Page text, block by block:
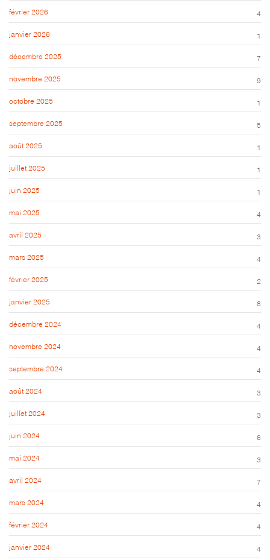
février 2026 4
janvier 2026 1
décembre 2025 7
novembre 2025 9
octobre 2025 1
septembre 2025 5
août 2025 1
juillet 2025 1
juin 2025 1
mai 2025 4
avril 2025 3
mars 2025 4
février 2025 2
janvier 2025 8
décembre 2024 4
novembre 2024 4
septembre 2024 4
août 2024 3
juillet 2024 3
juin 2024 6
mai 2024 3
avril 2024 7
mars 2024 4
février 2024 4
janvier 2024 4